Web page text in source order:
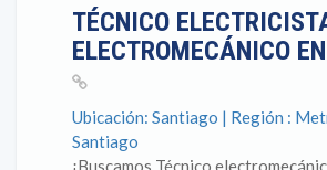
TÉCNICO
ELECTROMECÁNICO
Ubicación: Santiago | Región :
Santiago
¡Buscamos Técnico